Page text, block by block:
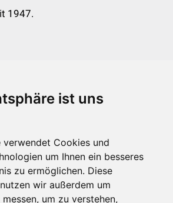
ist uns
verwendet Cookies und
um Ihnen ein besseres
zu ermöglichen. Diese
wir außerdem um
um zu verstehen,
1947.
IN NOT - Österreich
kin@kircheinnot.at
KIN weltweit